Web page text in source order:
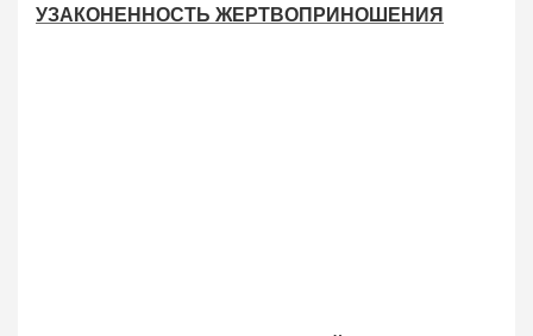
УЗАКОНЕННОСТЬ ЖЕРТВОПРИНОШЕНИЯ